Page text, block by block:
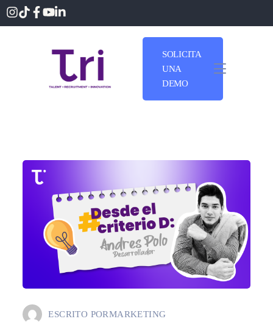
SOLICITA
UNA
DEMO
ESCRITO PORMARKETING